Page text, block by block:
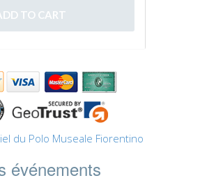
du Polo Museale Fiorentino
événements